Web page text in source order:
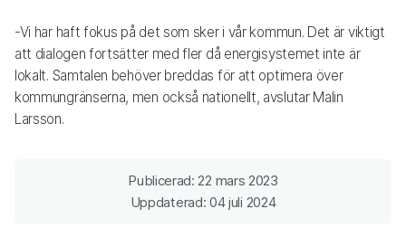
-Vi har haft fokus på det som sker i vår kommun. Det är viktigt
att dialogen fortsätter med fler då energisystemet inte är
lokalt. Samtalen behöver breddas för att optimera över
kommungränserna, men också nationellt, avslutar Malin
Larsson.
Publicerad: 22 mars 2023
Uppdaterad: 04 juli 2024